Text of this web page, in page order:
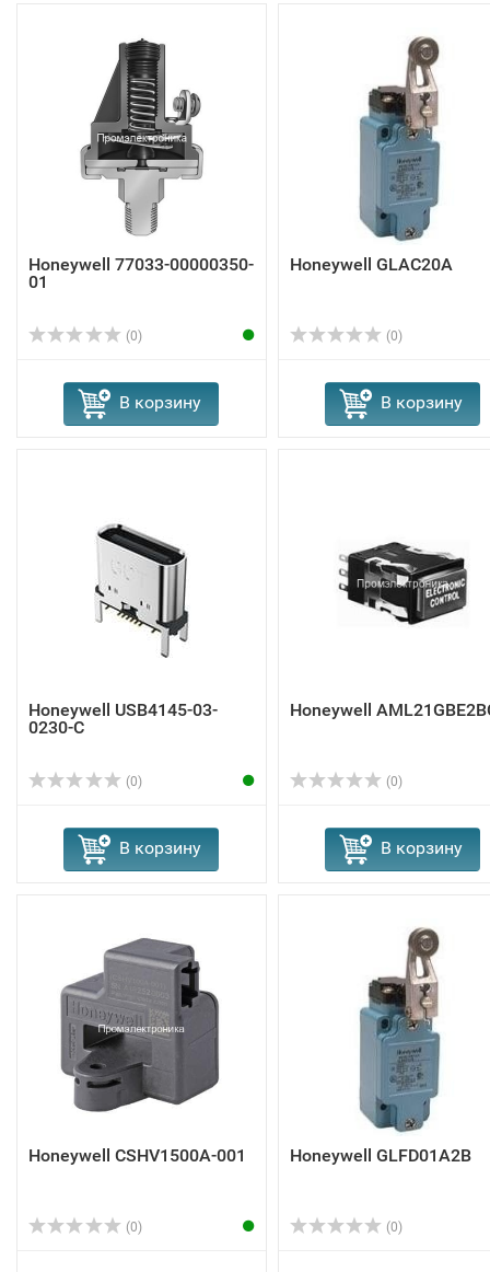
Honeywell 77033-00000350-
01
(0)
В корзину
Honeywell GLAC20A
(0)
В корзину
Honeywell USB4145-03-
0230-C
(0)
В корзину
Honeywell
(0)
В корзину
Honeywell CSHV1500A-001
(0)
Honeywell GLFD01A2B
(0)